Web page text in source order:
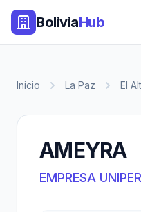
BoliviaHub
Inicio La Paz El
AMEYRA
EMPRESA